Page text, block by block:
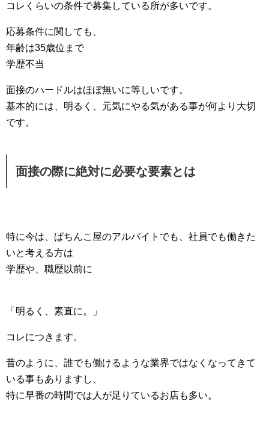
コレくらいの条件で募集している所が多いです。
応募条件に関しても、
年齢は35歳位まで
学歴不当
面接のハードルはほぼ無いに等しいです。
基本的には、明るく、元気にやる気がある事が何より大切
です。
面接の際に絶対に必要な要素とは
特に今は、ぱちんこ屋のアルバイトでも、社員でも働きた
いと考える方は
学歴や、職歴以前に
「明るく、素直に。」
コレにつきます。
昔のように、誰でも働けるような業界ではなくなってきて
いる事もありますし、
特に早番の時間では人が足りているお店も多い。